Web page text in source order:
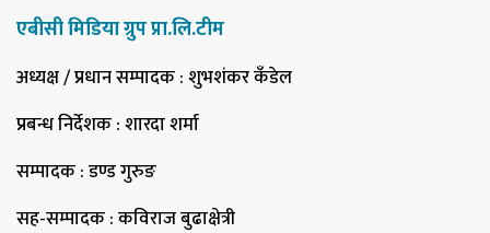
एबीसी मिडिया ग्रुप प्रा.लि.टीम
अध्यक्ष / प्रधान सम्पादक: शुभशंकर कँडेल
प्रबन्ध निर्देशक: शारदा शर्मा
सम्पादक: डण्ड गुरुङ
सह-सम्पादक: कविराज बुढाक्षेत्री